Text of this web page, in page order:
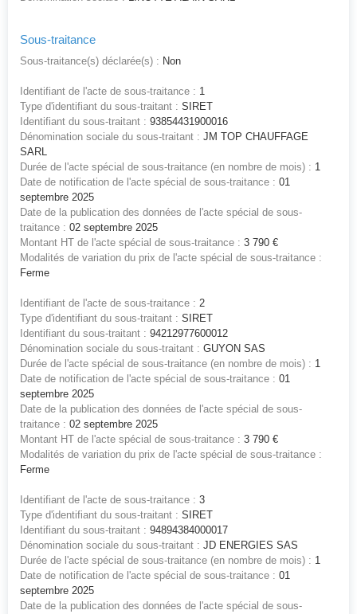
Sous-traitance
Sous-traitance(s) déclarée(s) : Non
Identifiant de l'acte de sous-traitance : 1
Type d'identifiant du sous-traitant : SIRET
Identifiant du sous-traitant : 93854431900016
Dénomination sociale du sous-traitant : JM TOP CHAUFFAGE
SARL
Durée de l'acte spécial de sous-traitance (en nombre de mois) : 1
Date de notification de l'acte spécial de sous-traitance : 01
septembre 2025
Date de la publication des données de l'acte spécial de sous-
traitance : 02 septembre 2025
Montant HT de l'acte spécial de sous-traitance : 3 790 €
Modalités de variation du prix de l'acte spécial de sous-traitance :
Ferme
Identifiant de l'acte de sous-traitance : 2
Type d'identifiant du sous-traitant : SIRET
Identifiant du sous-traitant : 94212977600012
Dénomination sociale du sous-traitant : GUYON SAS
Durée de l'acte spécial de sous-traitance (en nombre de mois) : 1
Date de notification de l'acte spécial de sous-traitance : 01
septembre 2025
Date de la publication des données de l'acte spécial de sous-
traitance : 02 septembre 2025
Montant HT de l'acte spécial de sous-traitance : 3 790 €
Modalités de variation du prix de l'acte spécial de sous-traitance :
Ferme
Identifiant de l'acte de sous-traitance : 3
Type d'identifiant du sous-traitant : SIRET
Identifiant du sous-traitant : 94894384000017
Dénomination sociale du sous-traitant : JD ENERGIES SAS
Durée de l'acte spécial de sous-traitance (en nombre de mois) : 1
Date de notification de l'acte spécial de sous-traitance : 01
septembre 2025
Date de la publication des données de l'acte spécial de sous-